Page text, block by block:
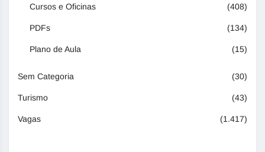
Cursos e Oficinas (408)
PDFs (134)
Plano de Aula (15)
Sem Categoria (30)
Turismo (43)
Vagas (1.417)